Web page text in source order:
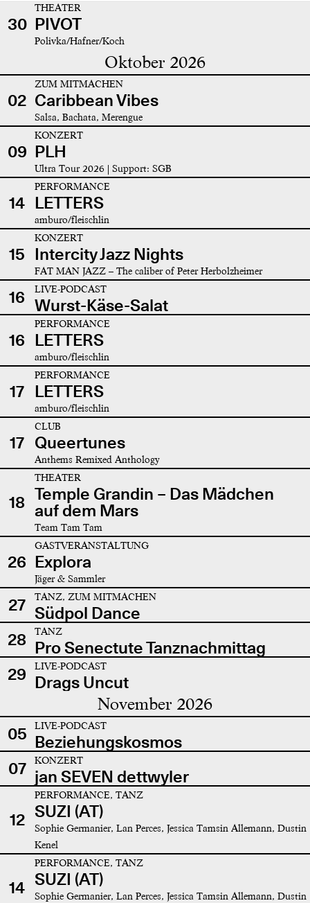
30
THEATER
PIVOT
Polivka/Hafner/Koch
Oktober 2026
02
ZUM MITMACHEN
Caribbean Vibes
Salsa, Bachata, Merengue
09
KONZERT
PLH
Ultra Tour 2026 | Support: SGB
14
PERFORMANCE
LETTERS
amburo/fleischlin
15
KONZERT
Intercity Jazz Nights
FAT MAN JAZZ – The caliber of Peter Herbolzheimer
16 LIVE-PODCAST
Wurst-Käse-Salat
16
PERFORMANCE
LETTERS
amburo/fleischlin
17
PERFORMANCE
LETTERS
amburo/fleischlin
17
CLUB
Queertunes
Anthems Remixed Anthology
18
THEATER
Temple Grandin – Das Mädchen
auf dem Mars
Team Tam Tam
26
GASTVERANSTALTUNG
Explora
Jäger & Sammler
27 TANZ, ZUM MITMACHEN
Südpol Dance
28
TANZ
Pro Senectute Tanznachmittag
29
LIVE-PODCAST
Drags Uncut
November 2026
05 LIVE-PODCAST
Beziehungskosmos
07
KONZERT
jan SEVEN dettwyler
12
PERFORMANCE, TANZ
SUZI (AT)
Sophie Germanier, Lan Perces, Jessica Tamsin Allemann, Dustin
Kenel
14
PERFORMANCE, TANZ
SUZI (AT)
Sophie Germanier, Lan Perces, Jessica Tamsin Allemann, Dustin